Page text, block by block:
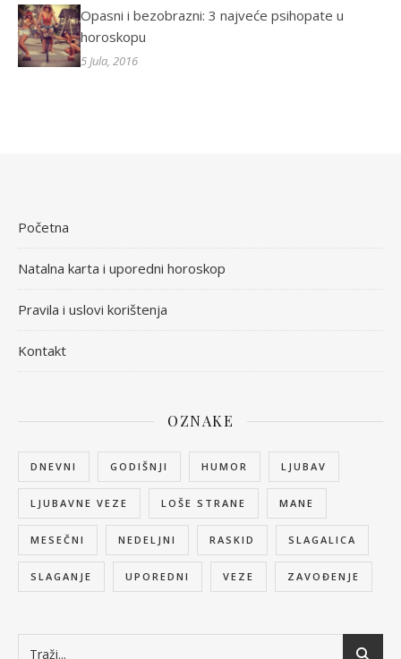
Opasni i bezobrazni: 3 najveće psihopate u
horoskopu
5 Jula, 2016
Početna
Natalna karta i uporedni horoskop
Pravila i uslovi korištenja
Kontakt
OZNAKE
DNEVNI GODIŠNJI HUMOR LJUBAV
LJUBAVNE VEZE LOŠE STRANE MANE
MESEČNI NEDELJNI RASKID SLAGALICA
SLAGANJE UPOREDNI VEZE ZAVOĐENJE